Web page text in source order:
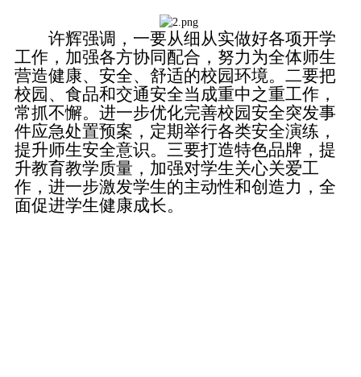
许辉强调，一要从细从实做好各项开学
工作，加强各方协同配合，努力为全体师生
营造健康、安全、舒适的校园环境。二要把
校园、食品和交通安全当成重中之重工作，
常抓不懈。进一步优化完善校园安全突发事
件应急处置预案，定期举行各类安全演练，
提升师生安全意识。三要打造特色品牌，提
升教育教学质量，加强对学生关心关爱工
作，进一步激发学生的主动性和创造力，全
面促进学生健康成长。